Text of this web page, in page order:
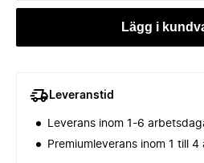
Lägg i
Leveranstid
Leverans inom 1-6
Premiumleverans inom 1 till